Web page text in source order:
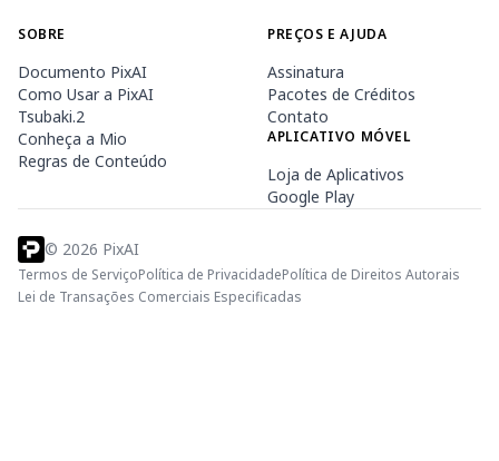
SOBRE
Documento PixAI
Como Usar a PixAI
Tsubaki.2
Conheça a Mio
Regras de Conteúdo
PREÇOS E AJUDA
Assinatura
Pacotes de Créditos
Contato
APLICATIVO MÓVEL
Loja de Aplicativos
Google Play
© 2026 PixAI
Termos de ServiçoPolítica de PrivacidadePolítica de Direitos Autorais
Lei de Transações Comerciais Especificadas